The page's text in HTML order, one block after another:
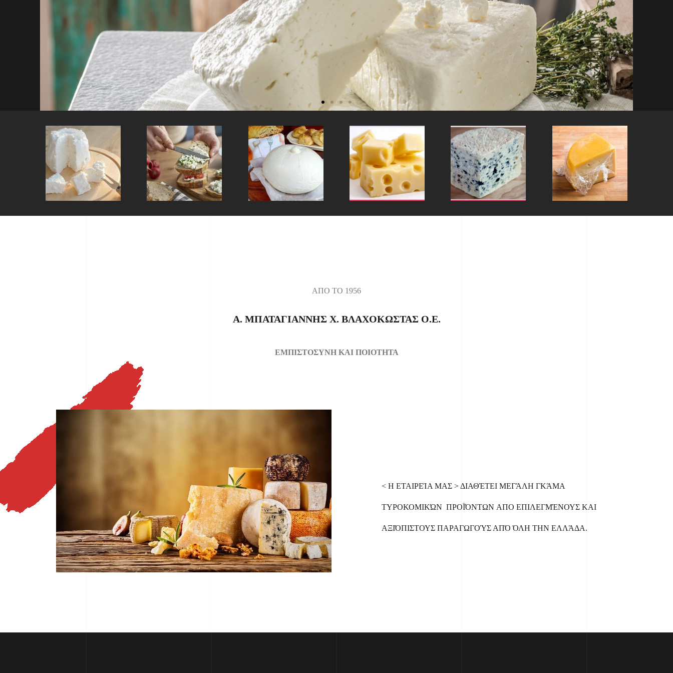
ΑΠΟ ΤΟ 1956
Α. ΜΠΑΤΑΓΙΑΝΝΗΣ Χ. ΒΛΑΧΟΚΩΣΤΑΣ Ο.Ε.
ΕΜΠΙΣΤΟΣΥΝΗ ΚΑΙ ΠΟΙΟΤΗΤΑ
< Η ΕΤΑΙΡΕΊΑ ΜΑΣ > ΔΙΑΘΈΤΕΙ ΜΕΓΆΛΗ ΓΚΆΜΑ
ΤΥΡΟΚΟΜΙΚΏΝ ΠΡΟΪΌΝΤΩΝ ΑΠΟ ΕΠΙΛΕΓΜΈΝΟΥΣ ΚΑΙ
ΑΞΙΌΠΙΣΤΟΥΣ ΠΑΡΑΓΩΓΟΎΣ ΑΠΌ ΌΛΗ ΤΗΝ ΕΛΛΆΔΑ.